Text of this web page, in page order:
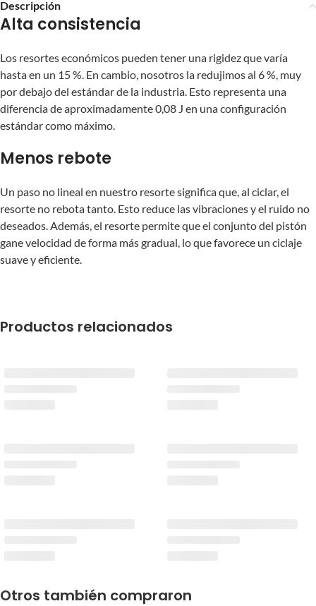
Descripción
Alta consistencia
Los resortes económicos pueden tener una rigidez que varía
hasta en un 15 %. En cambio, nosotros la redujimos al 6 %, muy
por debajo del estándar de la industria. Esto representa una
diferencia de aproximadamente 0,08 J en una configuración
estándar como máximo.
Menos rebote
Un paso no lineal en nuestro resorte significa que, al ciclar, el
resorte no rebota tanto. Esto reduce las vibraciones y el ruido no
deseados. Además, el resorte permite que el conjunto del pistón
gane velocidad de forma más gradual, lo que favorece un ciclaje
suave y eficiente.
Productos relacionados
Otros también compraron